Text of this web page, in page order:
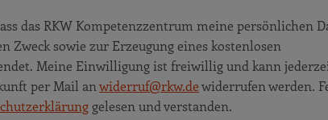
das RKW Kompetenzzentrum meine persönlichen
Zweck sowie zur Erzeugung eines kostenlosen
Meine Einwilligung ist freiwillig und kann
per Mail anwiderruf@rkw.dewiderrufen werden.
gelesen und verstanden.